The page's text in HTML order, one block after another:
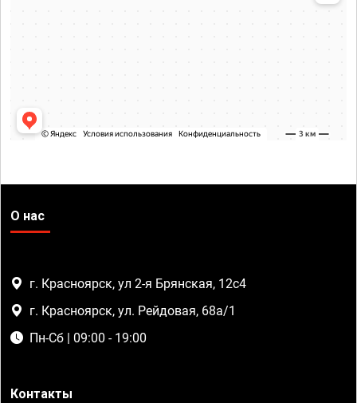
О нас
г. Красноярск, ул 2-я Брянская, 12с4
г. Красноярск, ул. Рейдовая, 68а/1
Пн-Сб | 09:00 - 19:00
Контакты